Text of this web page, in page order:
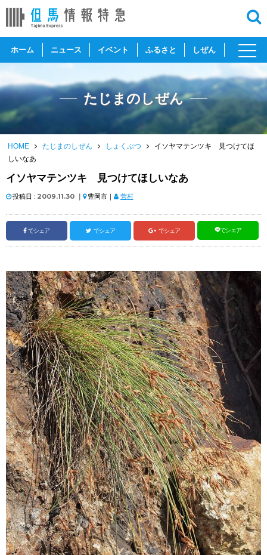
ホーム ニュース イベント ふるさと しぜん
toggle
たじまのしぜん
HOME たじまのしぜん しょくぶつ
イソヤマテンツキ 見つけてほ
しいなあ
イソヤマテンツキ 見つけてほしいなあ
投稿日 : 2009.11.30 ｜ 豊岡市｜ 菅村
でシェア でシェア でシェア でシェア